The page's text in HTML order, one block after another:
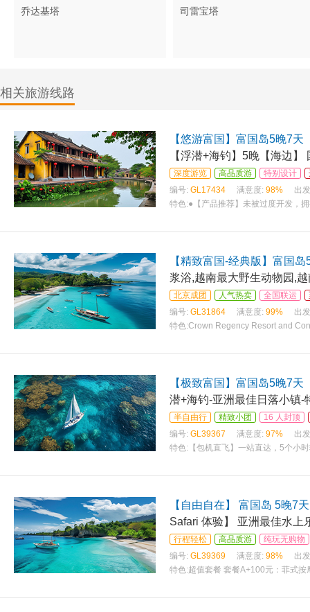
乔达基塔 司雷宝塔
相关旅游线路
【悠游富国】富国岛5晚7天
【浮潜+海钓】5晚【海边】
深度游览 高品质游 特别设计
编号: GL17434 满意度: 98%
出
特色:●【产品推荐】未被过度开发，
【精致富国-经典版】富国岛
浆浴,越南最大野生动物园,
北京成团 人气热卖 全国联运
编号: GL31864 满意度: 99%
出
特色:Crown Regency Resort and
【极致富国】富国岛5晚7天
潜+海钓-亚洲最佳日落小镇-
半自由行 精致小团
16 人封顶
编号: GL39367 满意度: 97%
出
特色: 【包机直飞】一站直达，5个小
【自由自在】 富国岛 5晚7天
Safari 体验】 亚洲最佳水上
行程轻松 高品质游
纯玩无购物
编号: GL39369 满意度: 98%
出
特色:超值套餐 套餐A+100元：菲式